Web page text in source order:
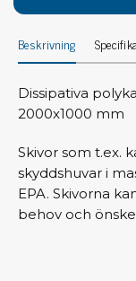
Beskrivning
Dissipativa
2000x1000 mm
Skivor som t.ex.
skyddshuvar i
EPA. Skivorna
behov och